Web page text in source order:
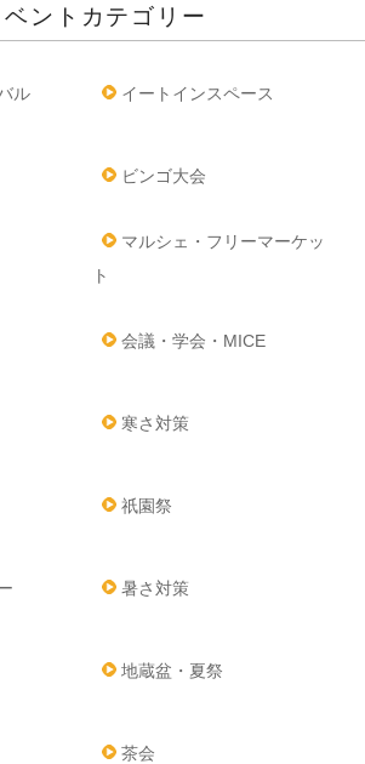
ベントカテゴリー
ル イートインスペース
ビンゴ大会
マルシェ・フリーマーケッ
ト
会議・学会・MICE
寒さ対策
祇園祭
暑さ対策
地蔵盆・夏祭
茶会